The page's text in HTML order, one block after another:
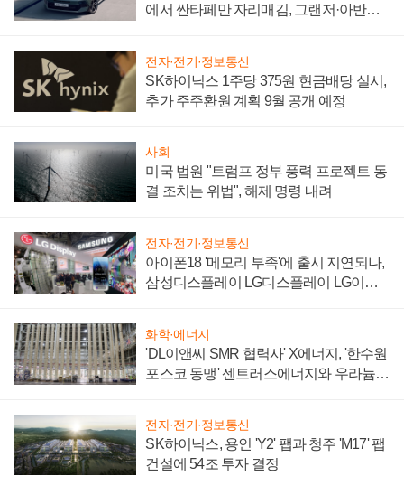
에서 싼타페만 자리매김, 그랜저·아반떼
전자·전기·정보통신
SK하이닉스 1주당 375원 현금배당 실시,
추가 주주환원 계획 9월 공개 예정
사회
미국 법원 "트럼프 정부 풍력 프로젝트 동
결 조치는 위법", 해제 명령 내려
전자·전기·정보통신
아이폰18 '메모리 부족'에 출시 지연되나,
삼성디스플레이 LG디스플레이 LG이노
화학·에너지
'DL이앤씨 SMR 협력사' X에너지, '한수원
포스코 동맹' 센트러스에너지와 우라늄
전자·전기·정보통신
SK하이닉스, 용인 'Y2' 팹과 청주 'M17' 팹
건설에 54조 투자 결정